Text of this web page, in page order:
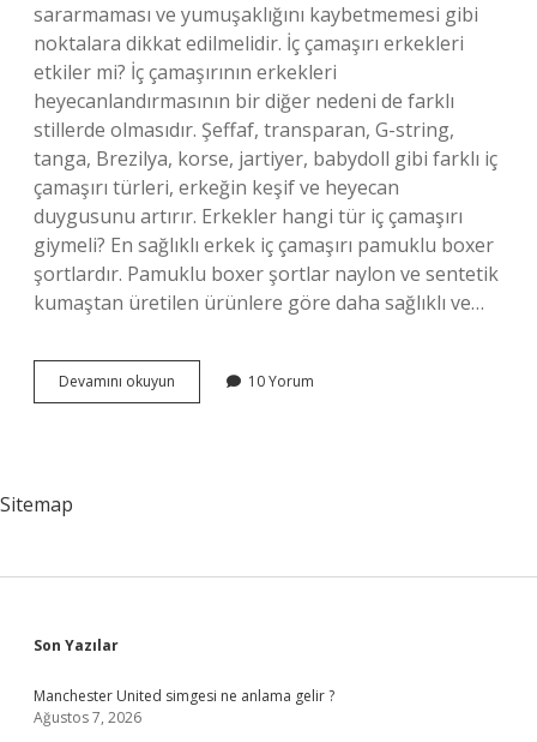
sararmaması ve yumuşaklığını kaybetmemesi gibi
noktalara dikkat edilmelidir. İç çamaşırı erkekleri
etkiler mi? İç çamaşırının erkekleri
heyecanlandırmasının bir diğer nedeni de farklı
stillerde olmasıdır. Şeffaf, transparan, G-string,
tanga, Brezilya, korse, jartiyer, babydoll gibi farklı iç
çamaşırı türleri, erkeğin keşif ve heyecan
duygusunu artırır. Erkekler hangi tür iç çamaşırı
giymeli? En sağlıklı erkek iç çamaşırı pamuklu boxer
şortlardır. Pamuklu boxer şortlar naylon ve sentetik
kumaştan üretilen ürünlere göre daha sağlıklı ve…
Devamını okuyun Erkekler
Ne
10 Yorum
Sitemap
Sidebar
Son Yazılar
Manchester United simgesi ne anlama gelir ?
Ağustos 7, 2026